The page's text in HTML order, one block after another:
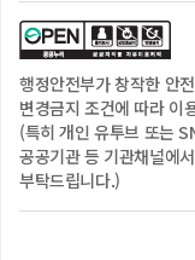
▶ 안전한TV인스타
https://
▶ 안전한TV 네이
행정안전부가 창작한 안
변경금지 조건에 따라 이
(특히 개인 유투브 또는
공공기관 등 기관채널에
부탁드립니다.)